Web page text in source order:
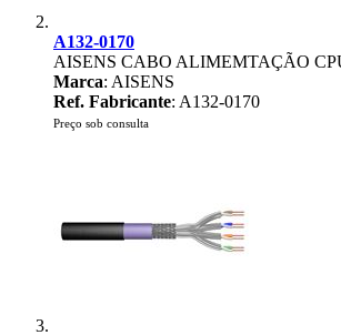
A132-0170
AISENS CABO ALIMEMTAÇÃO
Marca: AISENS
Ref. Fabricante: A132-0170
Preço sob consulta